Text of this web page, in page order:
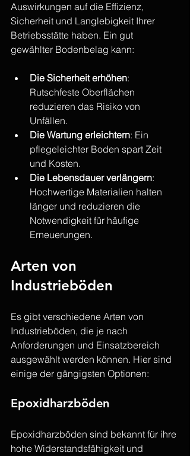
Auswirkungen auf die Effizienz,
Sicherheit und Langlebigkeit Ihrer
Betriebsstätte haben. Ein gut
gewählter Bodenbelag kann:
Die Sicherheit erhöhen:
Rutschfeste Oberflächen
reduzieren das Risiko von
Unfällen.
Die Wartung erleichtern: Ein
pflegeleichter Boden spart Zeit
und Kosten.
Die Lebensdauer verlängern:
Hochwertige Materialien halten
länger und reduzieren die
Notwendigkeit für häufige
Erneuerungen.
Arten von
Industrieböden
Es gibt verschiedene Arten von
Industrieböden, die je nach
Anforderungen und Einsatzbereich
ausgewählt werden können. Hier sind
einige der gängigsten Optionen:
Epoxidharzböden
Epoxidharzböden sind bekannt für ihre
hohe Widerstandsfähigkeit und